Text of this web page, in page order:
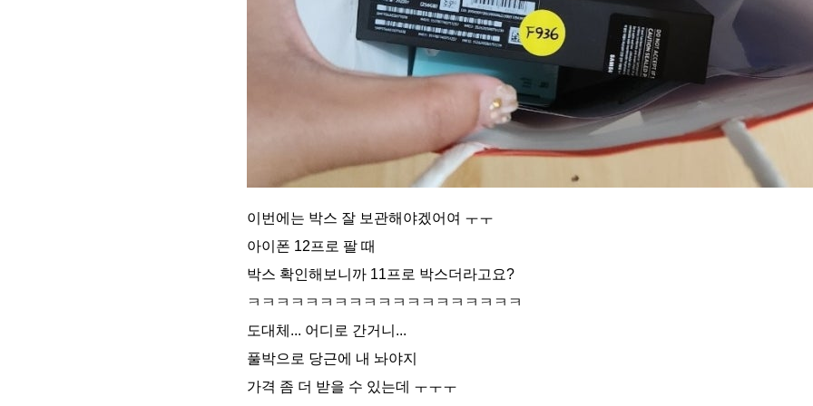
이번에는 박스 잘 보관해야겠어여 ㅜㅜ
아이폰 12프로 팔 때
박스 확인해보니까 11프로 박스더라고요?
ㅋㅋㅋㅋㅋㅋㅋㅋㅋㅋㅋㅋㅋㅋㅋㅋㅋㅋㅋ
도대체... 어디로 간거니...
풀박으로 당근에 내 놔야지
가격 좀 더 받을 수 있는데 ㅜㅜㅜ